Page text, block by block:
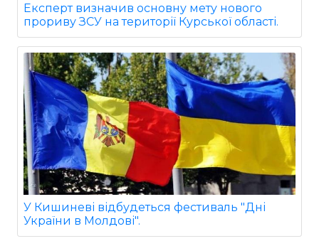
Експерт визначив основну мету нового
прориву ЗСУ на території Курської області.
У Кишиневі відбудеться фестиваль "Дні
України в Молдові".